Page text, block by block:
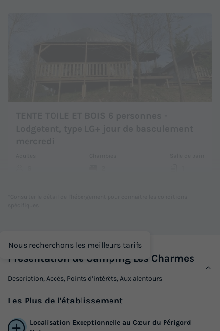
jour de basculement mercredi
du05/09/2026 au12/09/2026
Voir les logements
Nous recherchons les meilleurs tarifs
Présentation de Camping Les Charmes
Description, Accès, Points d’intérêts, Aux alentours
Les Plus de l'établissement
Localisation Exceptionnelle au Cœur du Périgord